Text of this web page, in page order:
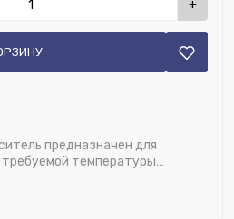
предназначен для
температуры
+